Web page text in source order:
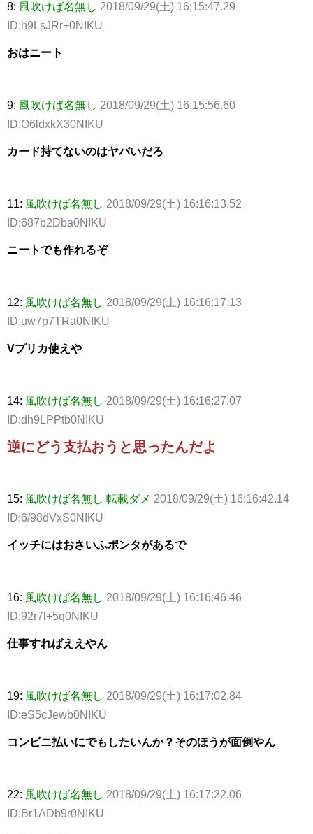
8: 風吹けば名無し 2018/09/29(土) 16:15:47.29
ID:h9LsJRr+0NIKU
おはニート
9: 風吹けば名無し 2018/09/29(土) 16:15:56.60
ID:O6ldxkX30NIKU
カード持てないのはヤバいだろ
11: 風吹けば名無し 2018/09/29(土) 16:16:13.52
ID:687b2Dba0NIKU
ニートでも作れるぞ
12: 風吹けば名無し 2018/09/29(土) 16:16:17.13
ID:uw7p7TRa0NIKU
Vプリカ使えや
14: 風吹けば名無し 2018/09/29(土) 16:16:27.07
ID:dh9LPPtb0NIKU
逆にどう支払おうと思ったんだよ
15: 風吹けば名無し 転載ダメ 2018/09/29(土) 16:16:42.14
ID:6/98dVxS0NIKU
イッチにはおさいふポンタがあるで
16: 風吹けば名無し 2018/09/29(土) 16:16:46.46
ID:92r7l+5q0NIKU
仕事すればええやん
19: 風吹けば名無し 2018/09/29(土) 16:17:02.84
ID:eS5cJewb0NIKU
コンビニ払いにでもしたいんか？そのほうが面倒やん
22: 風吹けば名無し 2018/09/29(土) 16:17:22.06
ID:Br1ADb9r0NIKU